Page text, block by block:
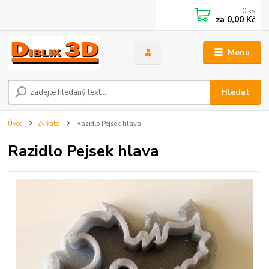
Menu
Hledat
0 ks
za 0,00 Kč
Úvod Zvířata Razidlo Pejsek hlava
Razidlo Pejsek hlava